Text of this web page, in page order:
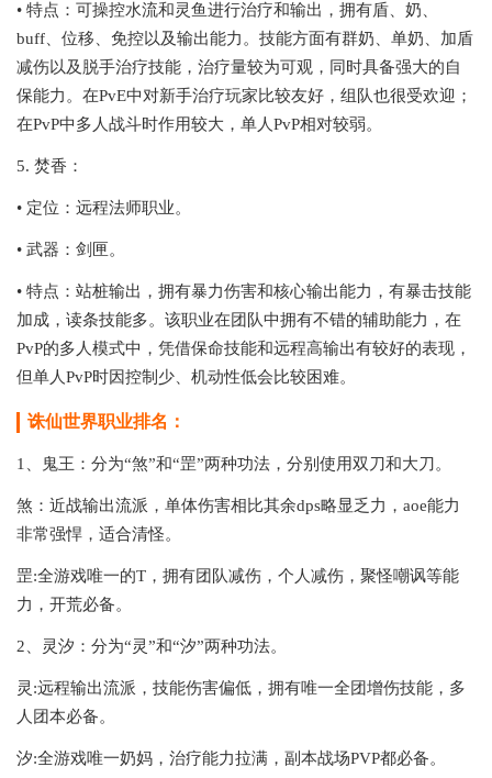
• 特点：可操控水流和灵鱼进行治疗和输出，拥有盾、奶、
buff、位移、免控以及输出能力。技能方面有群奶、单奶、加盾
减伤以及脱手治疗技能，治疗量较为可观，同时具备强大的自
保能力。在PvE中对新手治疗玩家比较友好，组队也很受欢迎；
在PvP中多人战斗时作用较大，单人PvP相对较弱。
5. 焚香：
• 定位：远程法师职业。
• 武器：剑匣。
• 特点：站桩输出，拥有暴力伤害和核心输出能力，有暴击技能
加成，读条技能多。该职业在团队中拥有不错的辅助能力，在
PvP的多人模式中，凭借保命技能和远程高输出有较好的表现，
但单人PvP时因控制少、机动性低会比较困难。
诛仙世界职业排名：
1、鬼王：分为“煞”和“罡”两种功法，分别使用双刀和大刀。
煞：近战输出流派，单体伤害相比其余dps略显乏力，aoe能力
非常强悍，适合清怪。
罡:全游戏唯一的T，拥有团队减伤，个人减伤，聚怪嘲讽等能
力，开荒必备。
2、灵汐：分为“灵”和“汐”两种功法。
灵:远程输出流派，技能伤害偏低，拥有唯一全团增伤技能，多
人团本必备。
汐:全游戏唯一奶妈，治疗能力拉满，副本战场PVP都必备。